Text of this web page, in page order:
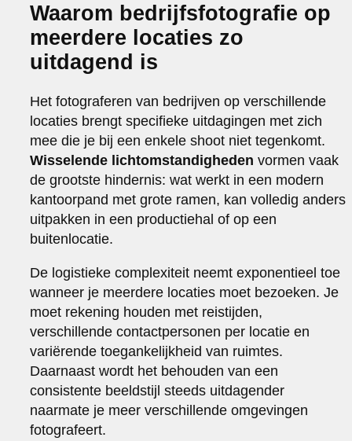
Waarom bedrijfsfotografie op
meerdere locaties zo
uitdagend is
Het fotograferen van bedrijven op verschillende
locaties brengt specifieke uitdagingen met zich
mee die je bij een enkele shoot niet tegenkomt.
Wisselende lichtomstandigheden vormen vaak
de grootste hindernis: wat werkt in een modern
kantoorpand met grote ramen, kan volledig anders
uitpakken in een productiehal of op een
buitenlocatie.
De logistieke complexiteit neemt exponentieel toe
wanneer je meerdere locaties moet bezoeken. Je
moet rekening houden met reistijden,
verschillende contactpersonen per locatie en
variërende toegankelijkheid van ruimtes.
Daarnaast wordt het behouden van een
consistente beeldstijl steeds uitdagender
naarmate je meer verschillende omgevingen
fotografeert.